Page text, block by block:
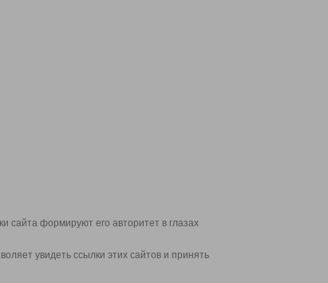
сайта формируют его авторитет в глазах
увидеть ссылки этих сайтов и принять